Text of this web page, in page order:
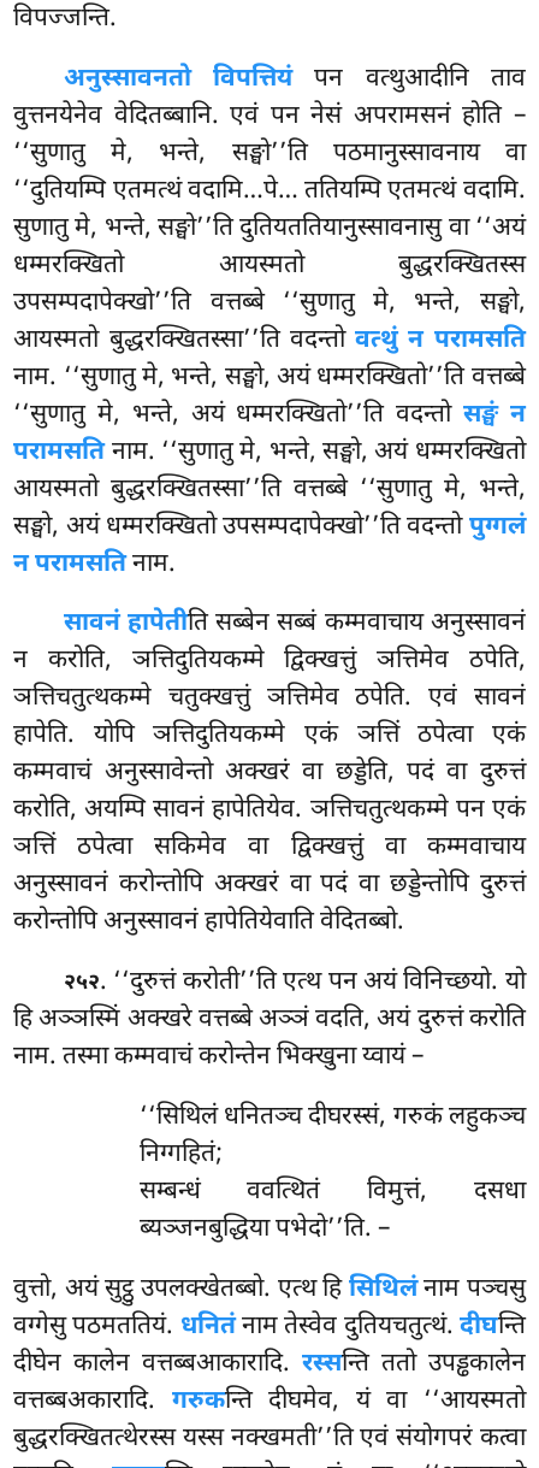
विपज्जन्ति.
अनुस्सावनतो विपत्तियंपन वत्थुआदीनि ताव
वुत्तनयेनेव वेदितब्बानि. एवं पन नेसं अपरामसनं होति –
‘‘सुणातु मे, भन्ते, सङ्घो’’ति पठमानुस्सावनाय वा
‘‘दुतियम्पि एतमत्थं वदामि…पे… ततियम्पि एतमत्थं वदामि.
सुणातु मे, भन्ते, सङ्घो’’ति दुतियततियानुस्सावनासु वा ‘‘अयं
धम्मरक्खितो आयस्मतो बुद्धरक्खितस्स
उपसम्पदापेक्खो’’ति वत्तब्बे ‘‘सुणातु मे, भन्ते, सङ्घो,
आयस्मतो बुद्धरक्खितस्सा’’ति वदन्तोवत्थुं न परामसति
नाम. ‘‘सुणातुमे, भन्ते, सङ्घो, अयं धम्मरक्खितो’’ति वत्तब्बे
‘‘सुणातु मे, भन्ते, अयं धम्मरक्खितो’’ति वदन्तो सङ्घं न
परामसतिनाम. ‘‘सुणातु मे, भन्ते, सङ्घो, अयं धम्मरक्खितो
आयस्मतो बुद्धरक्खितस्सा’’ति वत्तब्बे ‘‘सुणातु मे, भन्ते,
सङ्घो, अयं धम्मरक्खितो उपसम्पदापेक्खो’’ति वदन्तोपुग्गलं
न परामसतिनाम.
सावनं हापेतीति सब्बेन सब्बं कम्मवाचाय अनुस्सावनं
न करोति, ञत्तिदुतियकम्मे द्विक्खत्तुं ञत्तिमेव ठपेति,
ञत्तिचतुत्थकम्मे चतुक्खत्तुं ञत्तिमेव ठपेति. एवं सावनं
हापेति. योपि ञत्तिदुतियकम्मे एकं ञत्तिं ठपेत्वा एकं
कम्मवाचं अनुस्सावेन्तो अक्खरं वा छड्डेति, पदं वा दुरुत्तं
करोति, अयम्पि सावनं हापेतियेव. ञत्तिचतुत्थकम्मे पन एकं
ञत्तिं ठपेत्वा सकिमेव वा द्विक्खत्तुं वा कम्मवाचाय
अनुस्सावनं करोन्तोपि अक्खरं वा पदं वा छड्डेन्तोपि दुरुत्तं
करोन्तोपि अनुस्सावनं हापेतियेवाति वेदितब्बो.
२५२. ‘‘दुरुत्तं करोती’’ति एत्थ पन अयं विनिच्छयो. यो
हि अञ्ञस्मिं अक्खरे वत्तब्बे अञ्ञं वदति, अयं दुरुत्तं करोति
नाम. तस्मा कम्मवाचं करोन्तेन भिक्खुना य्वायं –
‘‘सिथिलं धनितञ्च दीघरस्सं, गरुकं लहुकञ्च
निग्गहितं;
सम्बन्धं ववत्थितं विमुत्तं, दसधा
ब्यञ्जनबुद्धिया पभेदो’’ति. –
वुत्तो, अयं सुट्ठु उपलक्खेतब्बो. एत्थ हिसिथिलंनाम पञ्चसु
वग्गेसु पठमततियं. धनितंनाम तेस्वेव दुतियचतुत्थं. दीघन्ति
दीघेन कालेन वत्तब्बआकारादि. रस्सन्ति ततो उपड्ढकालेन
वत्तब्बअकारादि. गरुकन्ति दीघमेव, यं वा ‘‘आयस्मतो
बुद्धरक्खितत्थेरस्स यस्स नक्खमती’’ति एवं संयोगपरं कत्वा